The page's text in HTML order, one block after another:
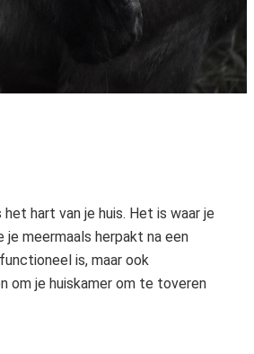
hart van je huis. Het is waar je
meermaals herpakt na een
is, maar ook
om je huiskamer om te toveren